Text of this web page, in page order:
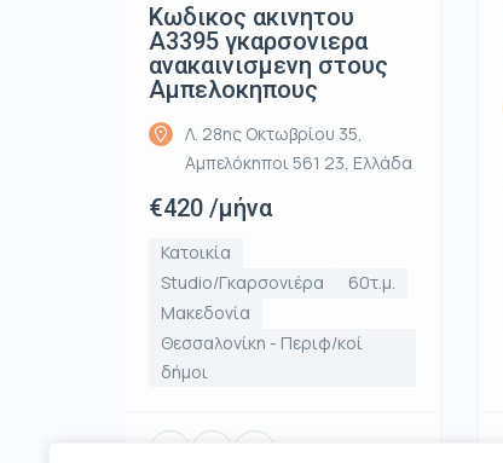
Κωδικος ακινητου
Α3395 γκαρσονιερα
ανακαινισμενη στους
Αμπελοκηπους
Λ. 28ης Οκτωβρίου 35,
Αμπελόκηποι 561 23, Ελλάδα
€420 /μήνα
Κατοικία
Studio/Γκαρσονιέρα
60τ.μ.
Μακεδονία
Θεσσαλονίκη - Περιφ/κοί
δήμοι